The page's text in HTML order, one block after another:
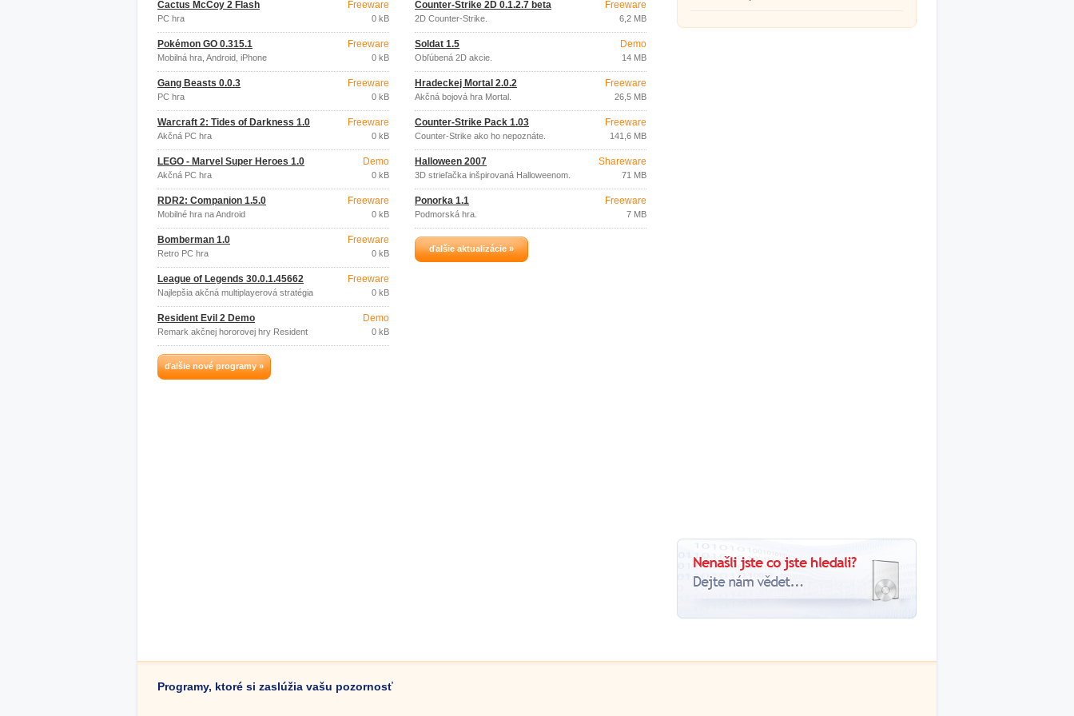
Cactus McCoy 2 Flash
PC hra
Freeware
0 kB
Pokémon GO 0.315.1
Mobilná hra, Android, iPhone
Freeware
0 kB
Gang Beasts 0.0.3
PC hra
Freeware
0 kB
Warcraft 2: Tides of Darkness 1.0
Akčná PC hra
Freeware
0 kB
LEGO - Marvel Super Heroes 1.0
Akčná PC hra
Demo
0 kB
RDR2: Companion 1.5.0
Mobilné hra na Android
Freeware
0 kB
Bomberman 1.0
Retro PC hra
Freeware
0 kB
League of Legends 30.0.1.45662
Najlepšia akčná multiplayerová stratégia
Freeware
0 kB
Resident Evil 2 Demo
Remark akčnej hororovej hry Resident
Demo
0 kB
ďalšie nové programy »
Counter-Strike 2D 0.1.2.7 beta
2D Counter-Strike.
Freeware
6,2 MB
Soldat 1.5
Obľúbená 2D akcie.
Demo
14 MB
Hradeckej Mortal 2.0.2
Akčná bojová hra Mortal.
Freeware
26,5 MB
Counter-Strike Pack 1.03
Counter-Strike ako ho nepoznáte.
Freeware
141,6 MB
Halloween 2007
3D strieľačka inšpirovaná Halloweenom.
Shareware
71 MB
Ponorka 1.1
Podmorská hra.
Freeware
7 MB
ďalšie aktualizácie »
Programy, ktoré si zaslúžia vašu pozornosť